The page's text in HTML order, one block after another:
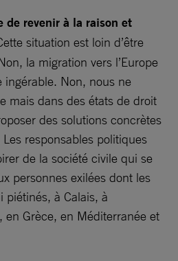
de revenir à la raison et
situation est loin d’être
la migration vers l’Europe
ingérable. Non, nous ne
mais dans des états de droit
des solutions concrètes
responsables politiques
de la société civile qui se
personnes exilées dont les
piétinés, à Calais, à
en Grèce, en Méditerranée et